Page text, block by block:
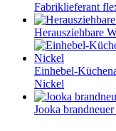
Fabriklieferant
Herausziehbare
Einhebel-
Nickel
Jooka